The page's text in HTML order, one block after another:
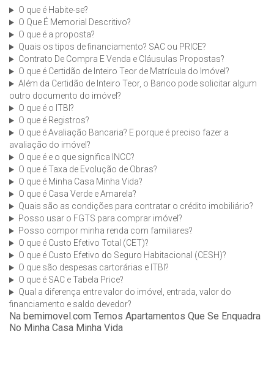
O que é Habite-se?
O Que É Memorial Descritivo?
O que é a proposta?
Quais os tipos de financiamento? SAC ou PRICE?
Contrato De Compra E Venda e Cláusulas Propostas?
O que é Certidão de Inteiro Teor de Matrícula do Imóvel?
Além da Certidão de Inteiro Teor, o Banco pode solicitar algum
outro documento do imóvel?
O que é o ITBI?
O que é Registros?
O que é Avaliação Bancaria? E porque é preciso fazer a
avaliação do imóvel?
O que é e o que significa INCC?
O que é Taxa de Evolução de Obras?
O que é Minha Casa Minha Vida?
O que é Casa Verde e Amarela?
Quais são as condições para contratar o crédito imobiliário?
Posso usar o FGTS para comprar imóvel?
Posso compor minha renda com familiares?
O que é Custo Efetivo Total (CET)?
O que é Custo Efetivo do Seguro Habitacional (CESH)?
O que são despesas cartorárias e ITBI?
O que é SAC e Tabela Price?
Qual a diferença entre valor do imóvel, entrada, valor do
financiamento e saldo devedor?
Na bemimovel.com Temos Apartamentos Que Se Enquadra
No Minha Casa Minha Vida